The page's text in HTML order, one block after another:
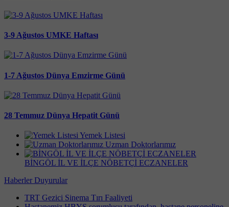
3-9 Ağustos UMKE Haftası
1-7 Ağustos Dünya Emzirme Günü
28 Temmuz Dünya Hepatit Günü
Yemek Listesi
Uzman Doktorlarımız
BİNGÖL İL VE İLÇE NÖBETÇİ ECZANELER
Haberler Duyurular
TRT Gezici Sinema Tırı Faaliyeti